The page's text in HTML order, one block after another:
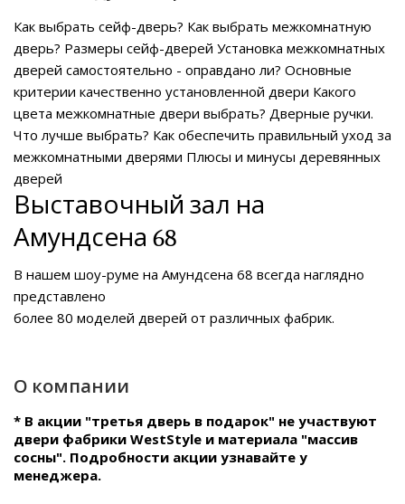
Как выбрать сейф-дверь? Как выбрать межкомнатную
дверь? Размеры сейф-дверей Установка межкомнатных
дверей самостоятельно - оправдано ли? Основные
критерии качественно установленной двери Какого
цвета межкомнатные двери выбрать? Дверные ручки.
Что лучше выбрать? Как обеспечить правильный уход за
межкомнатными дверями Плюсы и минусы деревянных
дверей
Выставочный зал на
Амундсена 68
В нашем шоу-руме на Амундсена 68 всегда наглядно
представлено
более 80 моделей дверей от различных фабрик.
О компании
* В акции "третья дверь в подарок" не участвуют
двери фабрики WestStyle и материала "массив
сосны". Подробности акции узнавайте у
менеджера.